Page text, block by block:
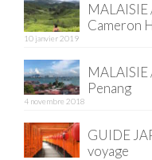
Paris
Saint-Malo
Vendée
MALAISIE
Cameron
10 janvier 2019
MALAISIE
Penang
4 novembre 2018
GUIDE
voyage